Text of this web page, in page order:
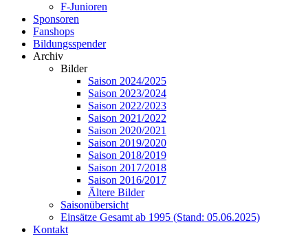
F-Junioren
Sponsoren
Fanshops
Bildungsspender
Archiv
Bilder
Saison 2024/2025
Saison 2023/2024
Saison 2022/2023
Saison 2021/2022
Saison 2020/2021
Saison 2019/2020
Saison 2018/2019
Saison 2017/2018
Saison 2016/2017
Ältere Bilder
Saisonübersicht
Einsätze Gesamt ab 1995 (Stand: 05.06.2025)
Kontakt